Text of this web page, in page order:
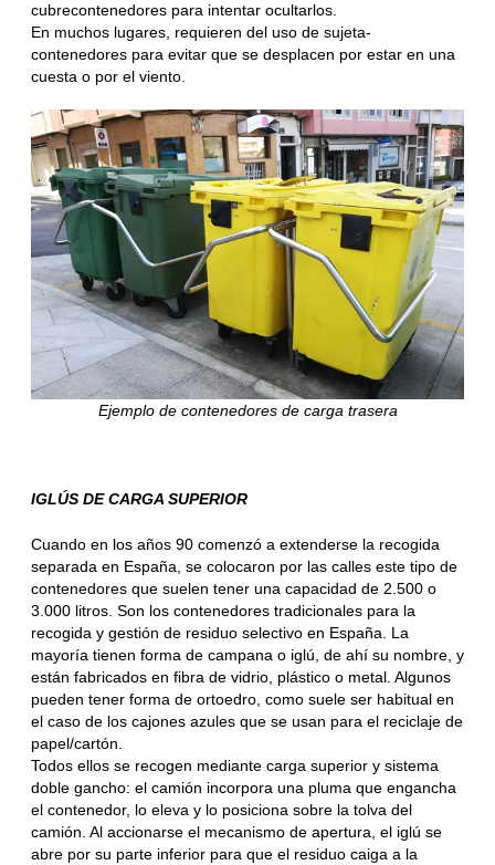
cubrecontenedores para intentar ocultarlos.
En muchos lugares, requieren del uso de sujeta-
contenedores para evitar que se desplacen por estar en una
cuesta o por el viento.
Ejemplo de contenedores de carga trasera
IGLÚS DE CARGA SUPERIOR
Cuando en los años 90 comenzó a extenderse la recogida
separada en España, se colocaron por las calles este tipo de
contenedores que suelen tener una capacidad de 2.500 o
3.000 litros. Son los contenedores tradicionales para la
recogida y gestión de residuo selectivo en España. La
mayoría tienen forma de campana o iglú, de ahí su nombre, y
están fabricados en fibra de vidrio, plástico o metal. Algunos
pueden tener forma de ortoedro, como suele ser habitual en
el caso de los cajones azules que se usan para el reciclaje de
papel/cartón.
Todos ellos se recogen mediante carga superior y sistema
doble gancho: el camión incorpora una pluma que engancha
el contenedor, lo eleva y lo posiciona sobre la tolva del
camión. Al accionarse el mecanismo de apertura, el iglú se
abre por su parte inferior para que el residuo caiga a la